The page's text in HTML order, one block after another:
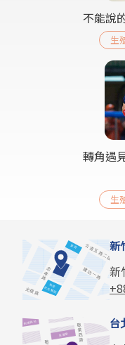
不能說
生
轉角遇
生
新
新
台